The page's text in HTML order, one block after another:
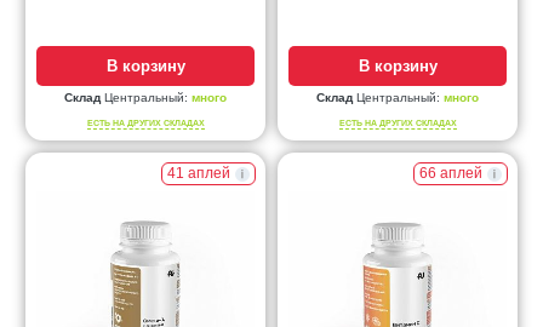
В корзину
Склад Центральный: много
ЕСТЬ НА ДРУГИХ СКЛАДАХ
В корзину
Склад Центральный: много
ЕСТЬ НА ДРУГИХ СКЛАДАХ
41 аплей 66 аплей